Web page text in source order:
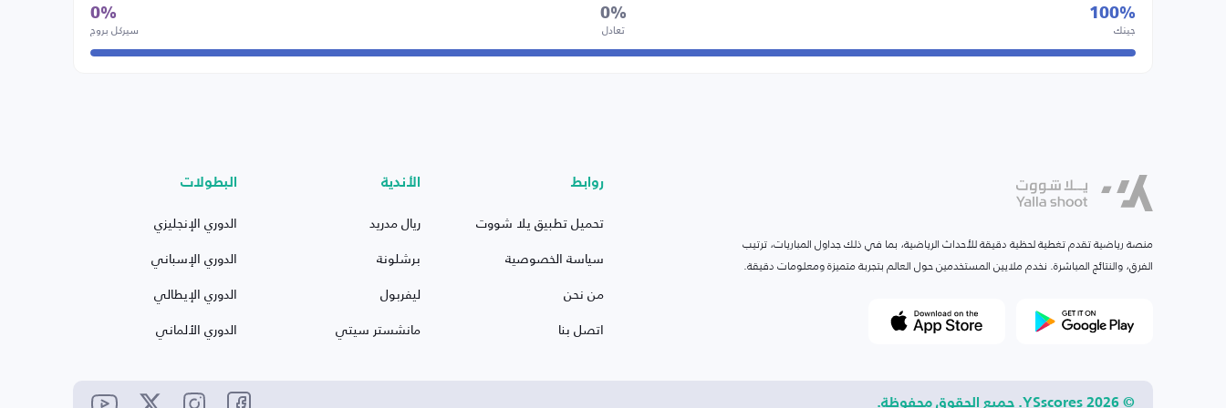
100%
جينك
0%
تعادل
0%
سيركل بروج
منصة رياضية تقدم تغطية لحظية دقيقة للأحداث الرياضية، بما في ذلك جداول المباريات، ترتيب
الفرق، والنتائج المباشرة. نخدم ملايين المستخدمين حول العالم بتجربة متميزة ومعلومات دقيقة.
روابط
تحميل تطبيق يلا شووت
سياسة الخصوصية
من نحن
اتصل بنا
الأندية
ريال مدريد
برشلونة
ليفربول
مانشستر سيتي
البطولات
الدوري الإنجليزي
الدوري الإسباني
الدوري الإيطالي
الدوري الألماني
© 2026 YSscores. جميع الحقوق محفوظة.